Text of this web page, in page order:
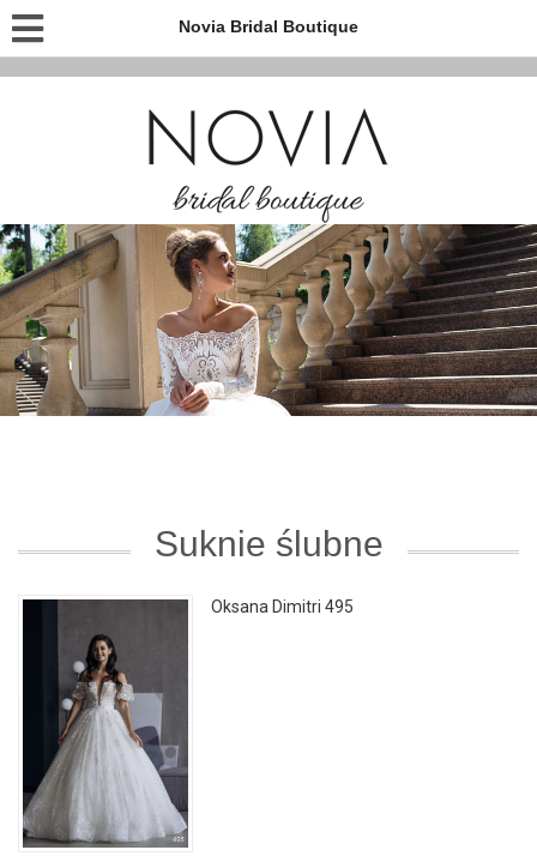
Novia Bridal Boutique
Suknie ślubne
Oksana Dimitri 495